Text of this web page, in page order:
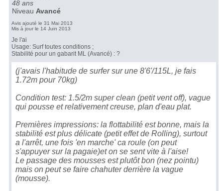
48 ans
Niveau Avancé
Avis ajouté le 31 Mai 2013
Mis à jour le 14 Juin 2013
Je l'ai
Usage: Surf toutes conditions ;
Stabilité pour un gabarit ML (Avancé) : ?
(j'avais l'habitude de surfer sur une 8'6'/115L, je fais
1.72m pour 70kg)
Condition test: 1.5/2m super clean (petit vent off), vague
qui pousse et relativement creuse, plan d'eau plat.
Premières impressions: la flottabilité est bonne, mais la
stabilité est plus délicate (petit effet de Rolling), surtout
a l'arrêt, une fois 'en marche' ca roule (on peut
s'appuyer sur la pagaie)et on se sent vite à l'aise!
Le passage des mousses est plutôt bon (nez pointu)
mais on peut se faire chahuter derrière la vague
(mousse).